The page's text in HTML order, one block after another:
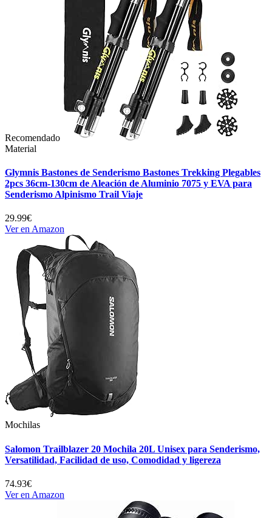
Recomendado
Material
Glymnis Bastones de Senderismo Bastones Trekking Plegables
2pcs 36cm-130cm de Aleación de Aluminio 7075 y EVA para
Senderismo Alpinismo Trail Viaje
29.99€
Ver en Amazon
Mochilas
Salomon Trailblazer 20 Mochila 20L Unisex para Senderismo,
Versatilidad, Facilidad de uso, Comodidad y ligereza
74.93€
Ver en Amazon